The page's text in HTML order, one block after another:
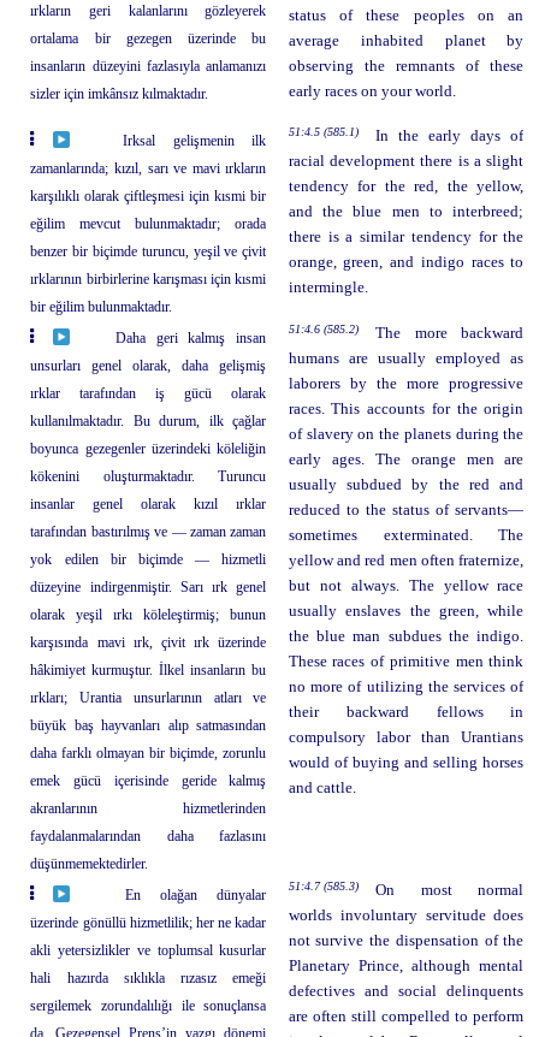
ırkların geri kalanlarını gözleyerek
ortalama bir gezegen üzerinde bu
insanların düzeyini fazlasıyla anlamanızı
sizler için imkânsız kılmaktadır.
status of these peoples on an
average inhabited planet by
observing the remnants of these
early races on your world.
Irksal gelişmenin ilk
zamanlarında; kızıl, sarı ve mavi ırkların
karşılıklı olarak çiftleşmesi için kısmi bir
eğilim mevcut bulunmaktadır; orada
benzer bir biçimde turuncu, yeşil ve çivit
ırklarının birbirlerine karışması için kısmi
bir eğilim bulunmaktadır.
51:4.5 (585.1)
In the early days of
racial development there is a slight
tendency for the red, the yellow,
and the blue men to interbreed;
there is a similar tendency for the
orange, green, and indigo races to
intermingle.
Daha geri kalmış insan
unsurları genel olarak, daha gelişmiş
ırklar tarafından iş gücü olarak
kullanılmaktadır. Bu durum, ilk çağlar
boyunca gezegenler üzerindeki köleliğin
kökenini oluşturmaktadır. Turuncu
insanlar genel olarak kızıl ırklar
tarafından bastırılmış ve — zaman zaman
yok edilen bir biçimde — hizmetli
düzeyine indirgenmiştir. Sarı ırk genel
olarak yeşil ırkı köleleştirmiş; bunun
karşısında mavi ırk, çivit ırk üzerinde
hâkimiyet kurmuştur. İlkel insanların bu
ırkları; Urantia unsurlarının atları ve
büyük baş hayvanları alıp satmasından
daha farklı olmayan bir biçimde, zorunlu
emek gücü içerisinde geride kalmış
akranlarının hizmetlerinden
faydalanmalarından daha fazlasını
düşünmemektedirler.
51:4.6 (585.2)
The more backward
humans are usually employed as
laborers by the more progressive
races. This accounts for the origin
of slavery on the planets during the
early ages. The orange men are
usually subdued by the red and
reduced to the status of servants—
sometimes exterminated. The
yellow and red men often fraternize,
but not always. The yellow race
usually enslaves the green, while
the blue man subdues the indigo.
These races of primitive men think
no more of utilizing the services of
their backward fellows in
compulsory labor than Urantians
would of buying and selling horses
and cattle.
En olağan dünyalar
üzerinde gönüllü hizmetlilik; her ne kadar
akli yetersizlikler ve toplumsal kusurlar
hali hazırda sıklıkla rızasız emeği
sergilemek zorundalılığı ile sonuçlansa
da, Gezegensel Prens’in yazgı dönemi
51:4.7 (585.3)
On most normal
worlds involuntary servitude does
not survive the dispensation of the
Planetary Prince, although mental
defectives and social delinquents
are often still compelled to perform